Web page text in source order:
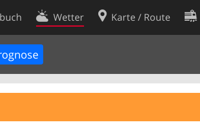
Wetter Karte / Route
Kontakt
Nutzungsbedingungen
Datenschutzerklärung